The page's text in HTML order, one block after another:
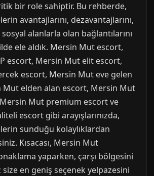
bir role sahiptir. Bu rehberde,
avantajlarını, dezavantajlarını,
sosyal alanlarla olan bağlantılarını
ele aldık. Mersin Mut escort,
escort, Mersin Mut elit escort,
escort, Mersin Mut eve gelen
Mut elden alan escort, Mersin Mut
Mut premium escort ve
escort gibi arayışlarınızda,
sunduğu kolaylıklardan
Kısacası, Mersin Mut
yaparken, çarşı bölgesini
en geniş seçenek yelpazesini